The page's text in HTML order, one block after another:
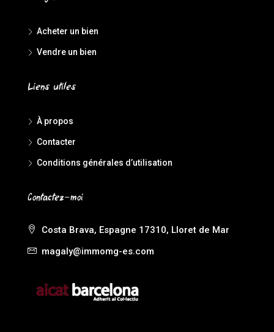
Acheter un bien
Vendre un bien
Liens utiles
À propos
Contacter
Conditions générales d’utilisation
Contactez-moi
Costa Brava, Espagne 17310, Lloret de Mar
magaly@immomg-es.com